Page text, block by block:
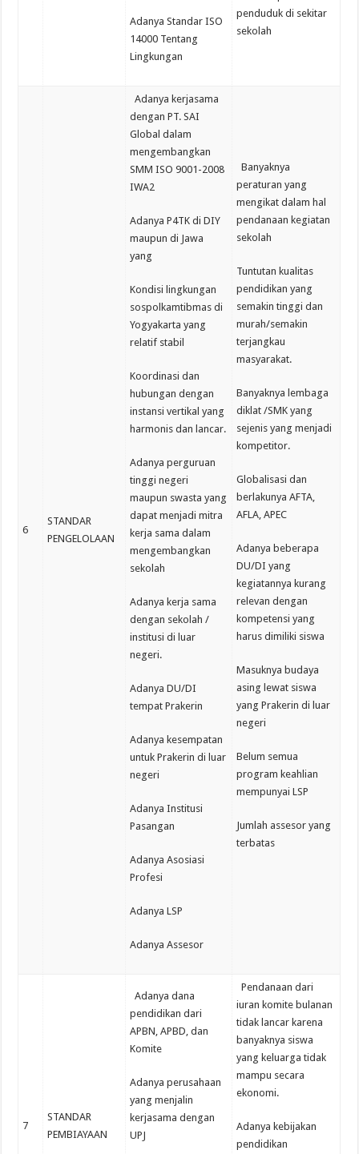
Adanya Standar ISO
14000 Tentang
Lingkungan
penduduk di sekitar
sekolah
6
STANDAR
PENGELOLAAN
Adanya kerjasama
dengan PT. SAI
Global dalam
mengembangkan
SMM ISO 9001-2008
IWA2
Adanya P4TK di DIY
maupun di Jawa
yang
Kondisi lingkungan
sospolkamtibmas di
Yogyakarta yang
relatif stabil
Koordinasi dan
hubungan dengan
instansi vertikal yang
harmonis dan lancar.
Adanya perguruan
tinggi negeri
maupun swasta yang
dapat menjadi mitra
kerja sama dalam
mengembangkan
sekolah
Adanya kerja sama
dengan sekolah /
institusi di luar
negeri.
Adanya DU/DI
tempat Prakerin
Adanya kesempatan
untuk Prakerin di luar
negeri
Adanya Institusi
Pasangan
Adanya Asosiasi
Profesi
Adanya LSP
Adanya Assesor
Banyaknya
peraturan yang
mengikat dalam hal
pendanaan kegiatan
sekolah
Tuntutan kualitas
pendidikan yang
semakin tinggi dan
murah/semakin
terjangkau
masyarakat.
Banyaknya lembaga
diklat /SMK yang
sejenis yang menjadi
kompetitor.
Globalisasi dan
berlakunya AFTA,
AFLA, APEC
Adanya beberapa
DU/DI yang
kegiatannya kurang
relevan dengan
kompetensi yang
harus dimiliki siswa
Masuknya budaya
asing lewat siswa
yang Prakerin di luar
negeri
Belum semua
program keahlian
mempunyai LSP
Jumlah assesor yang
terbatas
7
STANDAR
PEMBIAYAAN
Adanya dana
pendidikan dari
APBN, APBD, dan
Komite
Adanya perusahaan
yang menjalin
kerjasama dengan
UPJ
Pendanaan dari
iuran komite bulanan
tidak lancar karena
banyaknya siswa
yang keluarga tidak
mampu secara
ekonomi.
Adanya kebijakan
pendidikan